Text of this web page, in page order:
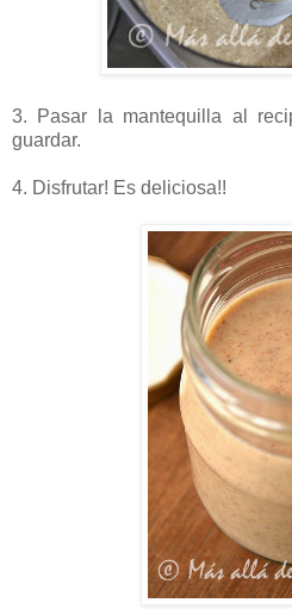
3. Pasar la mantequilla al
guardar.
4. Disfrutar! Es deliciosa!!